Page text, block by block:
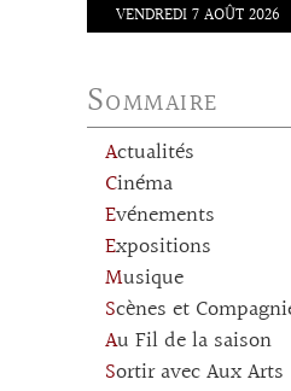
VENDREDI 7 AOÛT 2026
Sommaire
Actualités
Cinéma
Evénements
Expositions
Musique
Scènes et
Au Fil de la saison
Sortir avec Aux Arts